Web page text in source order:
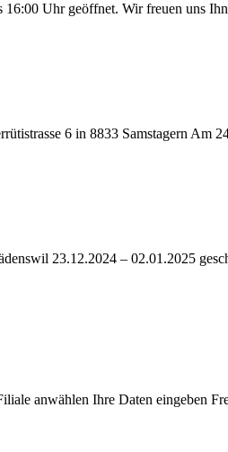
Uhr geöffnet. Wir freuen uns
6 in 8833 Samstagern Am
23.12.2024 – 02.01.2025
anwählen Ihre Daten eingeben